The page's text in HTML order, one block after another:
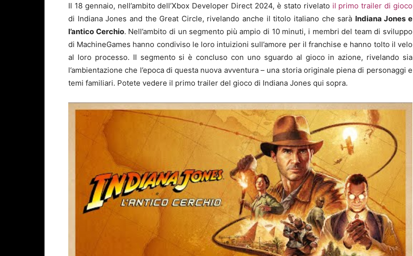
Il 18 gennaio, nell’ambito dell’Xbox Developer Direct 2024, è stato rivelato il primo trailer di gioco
di Indiana Jones and the Great Circle, rivelando anche il titolo italiano che sarà Indiana Jones e
l’antico Cerchio. Nell’ambito di un segmento più ampio di 10 minuti, i membri del team di sviluppo
di MachineGames hanno condiviso le loro intuizioni sull’amore per il franchise e hanno tolto il velo
al loro processo. Il segmento si è concluso con uno sguardo al gioco in azione, rivelando sia
l’ambientazione che l’epoca di questa nuova avventura – una storia originale piena di personaggi e
temi familiari. Potete vedere il primo trailer del gioco di Indiana Jones qui sopra.